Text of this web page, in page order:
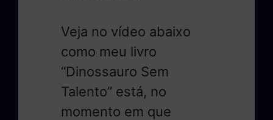
Veja no vídeo abaixo
como meu livro
“Dinossauro Sem
Talento” está, no
momento em que